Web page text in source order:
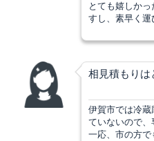
とても嬉しか
すし、素早く運
相見積もりは
伊賀市では冷蔵
ていないので、
一応、市の方で